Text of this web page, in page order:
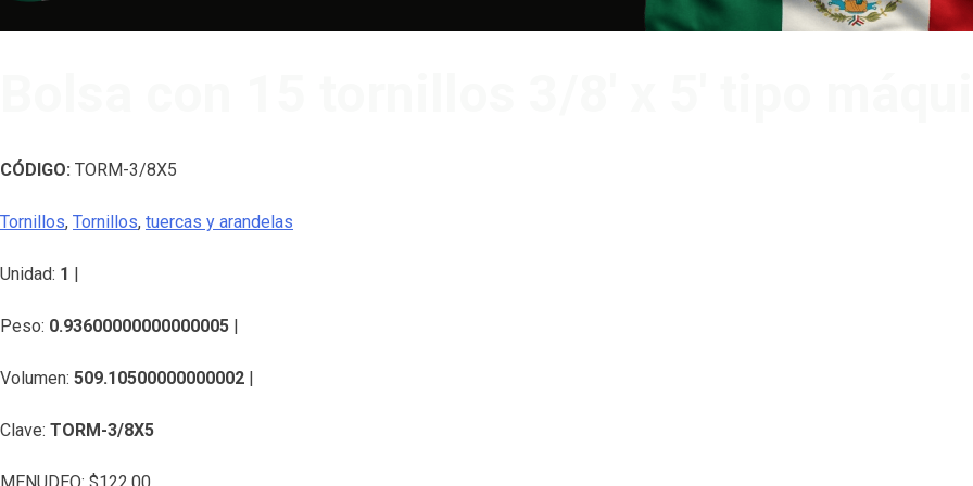
CÓDIGO: TORM-3/8X5
Tornillos, Tornillos, tuercas y arandelas
Unidad: 1
Peso: 0.93600000000000005
Volumen: 509.10500000000002
Clave: TORM-3/8X5